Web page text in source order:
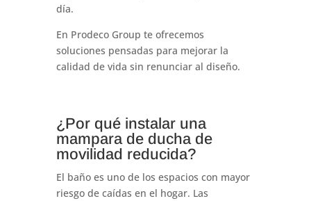
día.
En Prodeco Group te ofrecemos
soluciones pensadas para mejorar la
calidad de vida sin renunciar al diseño.
¿Por qué instalar una
mampara de ducha de
movilidad reducida?
El baño es uno de los espacios con mayor
riesgo de caídas en el hogar. Las